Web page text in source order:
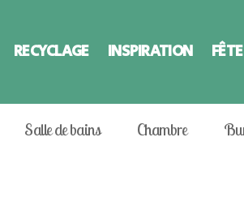
RECYCLAGE INSPIRATION
Salle de bains Chambre